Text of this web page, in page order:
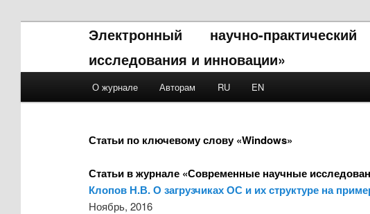
Электронный научно-
исследования и инновации»
Skip to primary content
Skip to secondary content
О журнале Авторам RU EN
Статьи по ключевому слову «Windows»
Статьи в журнале «Современные научные
Клопов Н.В. О загрузчиках ОС и их структуре на
Ноябрь, 2016